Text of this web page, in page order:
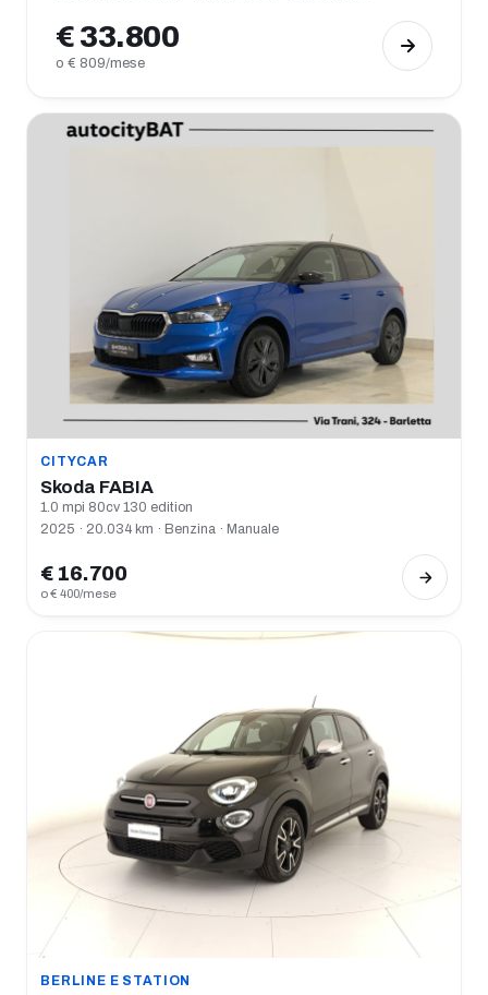
€ 33.800
o € 809/mese
CITYCAR
Skoda FABIA
1.0 mpi 80cv 130 edition
2025 · 20.034 km · Benzina · Manuale
€ 16.700
o € 400/mese
BERLINE E STATION